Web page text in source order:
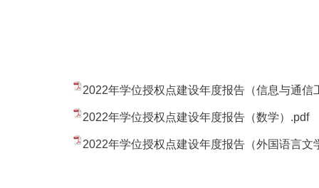
2022年学位授权点建设年度报告（信息与通信
2022年学位授权点建设年度报告（数学）.pdf
2022年学位授权点建设年度报告（外国语言文